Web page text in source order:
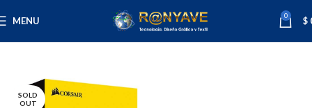
MENU 0 $
SOLD
OUT